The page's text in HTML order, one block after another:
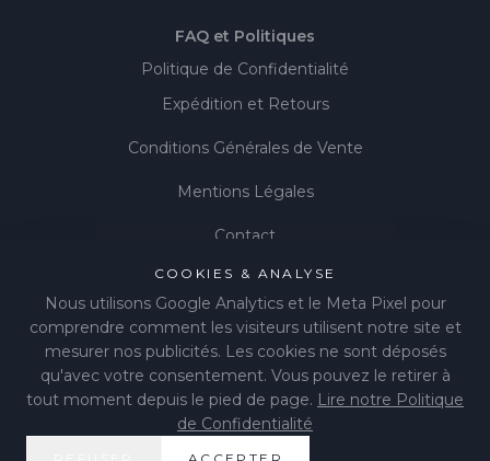
COOKIES & ANALYSE
Nous utilisons Google Analytics et le Meta Pixel pour
comprendre comment les visiteurs utilisent notre site et
mesurer nos publicités. Les cookies ne sont déposés
qu'avec votre consentement. Vous pouvez le retirer à
tout moment depuis le pied de page. Lire notre Politique
de Confidentialité
FAQ et Politiques
Politique de Confidentialité
Expédition et Retours
Conditions Générales de Vente
Mentions Légales
Contact
Gérer les cookies
2026 LIÉNA JEWELS. Tous droits réservés.
Instagram
FacebookPinterest